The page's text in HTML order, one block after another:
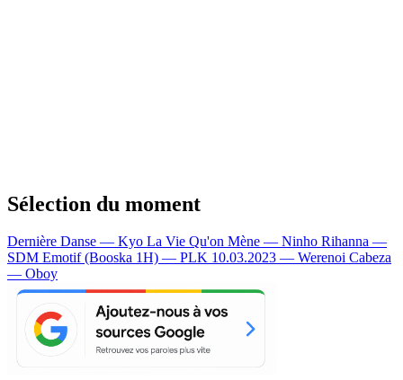
Sélection du moment
Dernière Danse — Kyo La Vie Qu'on Mène — Ninho Rihanna —
SDM Emotif (Booska 1H) — PLK 10.03.2023 — Werenoi Cabeza
— Oboy